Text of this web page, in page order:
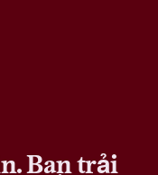
Bạn trải